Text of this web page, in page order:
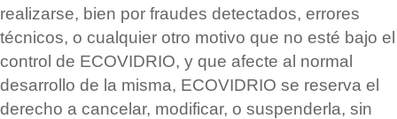
realizarse, bien por fraudes detectados, errores
técnicos, o cualquier otro motivo que no esté bajo el
control de ECOVIDRIO, y que afecte al normal
desarrollo de la misma, ECOVIDRIO se reserva el
derecho a cancelar, modificar, o suspenderla, sin